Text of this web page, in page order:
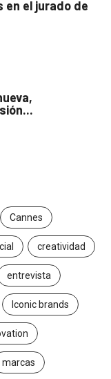
en el jurado de
Cannes
creatividad
entrevista
Iconic brands
marcas